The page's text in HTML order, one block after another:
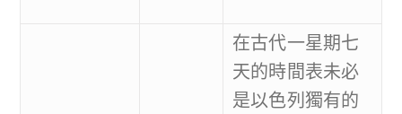
在古代一星期七
天的時間表未必
是以色列獨有的